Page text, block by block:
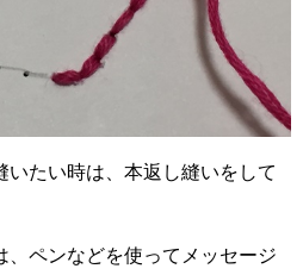
たい時は、本返し縫いをして
、ペンなどを使ってメッセージ